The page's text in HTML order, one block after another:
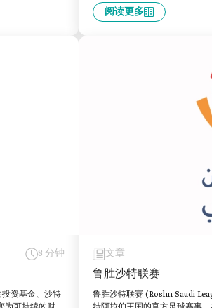
阅读更多
8 分钟
资基金、沙特
文章
鲁胜沙特联赛
鲁胜沙特联赛 (Roshn Saudi